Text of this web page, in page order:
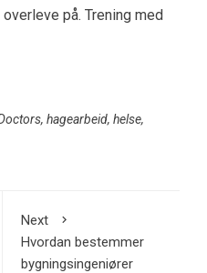
på. Trening med
, hagearbeid, helse,
Next
Hvordan bestemmer
bygningsingeniører